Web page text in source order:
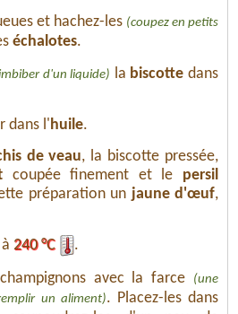
et hachez-les (coupez en petits
échalotes.
d'un liquide) la biscotte dans
dans l' huile.
de veau, la biscotte pressée,
coupée finement et le persil
préparation un jaune d'œuf,
240 °C .
avec la farce
(une
un aliment). Placez-les dans